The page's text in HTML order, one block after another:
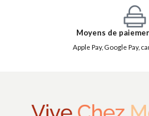
Moyens de
Apple Pay, Google Pay,